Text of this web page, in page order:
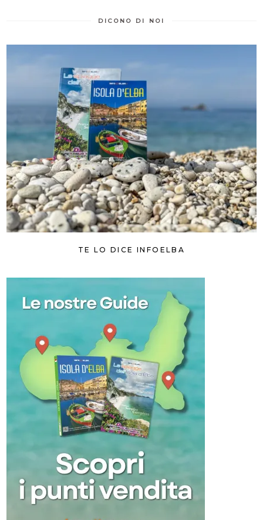
DICONO DI NOI
TE LO DICE INFOELBA